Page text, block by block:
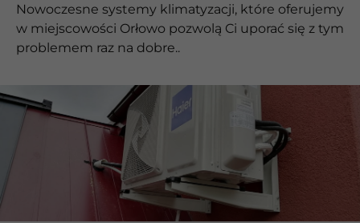
Nowoczesne systemy klimatyzacji, które oferujemy
w miejscowości Orłowo pozwolą Ci uporać się z tym
problemem raz na dobre..